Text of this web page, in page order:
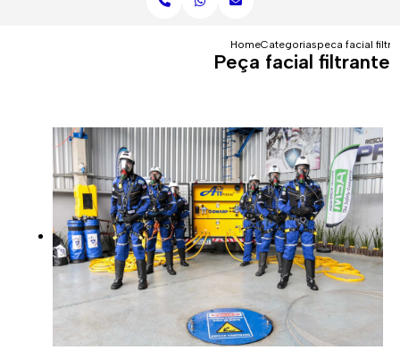
HomeCategoriaspeca facial
Peça facial filtrante